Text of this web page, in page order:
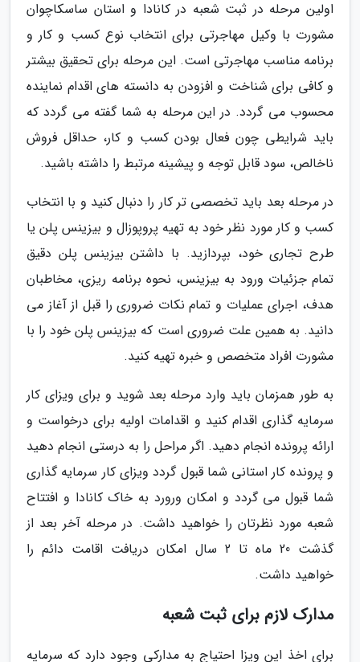
اولین مرحله در ثبت شعبه در کانادا و استان ساسکاچوان
مشورت با وکیل مهاجرتی برای انتخاب نوع کسب و کار و
برنامه مناسب مهاجرتی است. این مرحله برای تحقیق بیشتر
و کافی برای شناخت و افزودن به دانسته های اقدام نماینده
محسوب می گردد. در این مرحله به شما گفته می گردد که
باید شرایطی چون فعال بودن کسب و کار، حداقل فروش
ناخالص، سود قابل توجه و پیشینه مرتبط را داشته باشید.
در مرحله بعد باید تخصصی تر کار را دنبال کنید و با انتخاب
کسب و کار مورد نظر خود به تهیه پروپوزال و بیزینس پلن یا
طرح تجاری خود، بپردازید. با داشتن بیزینس پلن دقیق
تمام جزئیات ورود به بیزینس، نحوه برنامه ریزی، مخاطبان
هدف، اجرای عملیات و تمام نکات ضروری را قبل از آغاز می
دانید. به همین علت ضروری است که بیزینس پلن خود را با
مشورت افراد متخصص و خبره تهیه کنید.
به طور همزمان باید وارد مرحله بعد شوید و برای ویزای کار
سرمایه گذاری اقدام کنید و اقدامات اولیه برای درخواست و
ارائه پرونده انجام دهید. اگر مراحل را به درستی انجام دهید
و پرونده کار استانی شما قبول گردد ویزای کار سرمایه گذاری
شما قبول می گردد و امکان ورورد به خاک کانادا و افتتاح
شعبه مورد نظرتان را خواهید داشت. در مرحله آخر بعد از
گذشت 20 ماه تا 2 سال امکان دریافت اقامت دائم را
خواهید داشت.
مدارک لازم برای ثبت شعبه
برای اخذ این ویزا احتیاج به مدارکی وجود دارد که سرمایه